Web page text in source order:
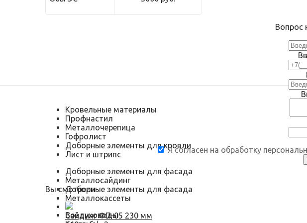
Вопрос
Я согласен на обработку
Вы смотрели
Сайдинг ФП-05 230 мм
Кровельные материалы
Профнастил
Металлочерепица
Гофролист
Доборные элементы для кровли
Лист и штрипс
Доборные элементы для фасада
Металлосайдинг
Доборные элементы для фасада
Металлокассеты
Воздуховоды